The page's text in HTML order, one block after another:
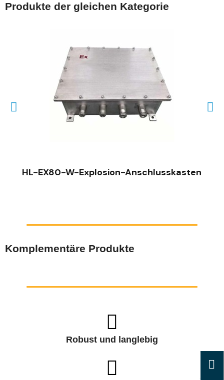
Produkte der gleichen Kategorie
HL-EX80-W-Explosion-Anschlusskasten
Komplementäre Produkte
Robust und langlebig